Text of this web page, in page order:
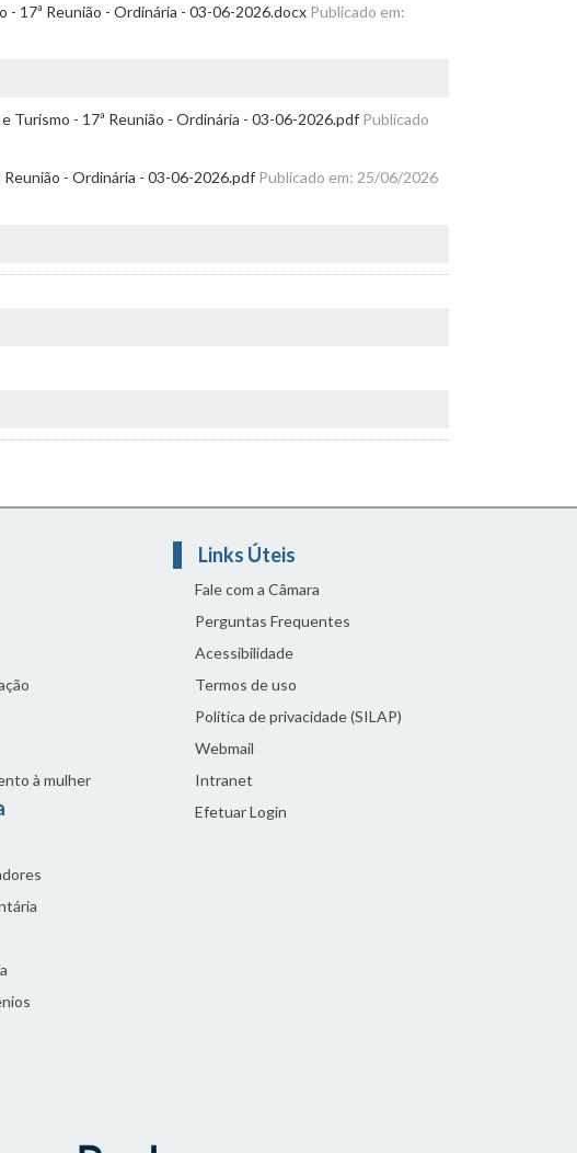
- 17ª Reunião - Ordinária - 03-06-2026.docx Publicado em:
Turismo - 17ª Reunião - Ordinária - 03-06-2026.pdf Publicado
Reunião - Ordinária - 03-06-2026.pdf Publicado em: 25/06/2026
à mulher
Links Úteis
Fale com a Câmara
Perguntas Frequentes
Acessibilidade
Termos de uso
Política de privacidade (SILAP)
Webmail
Intranet
Efetuar Login